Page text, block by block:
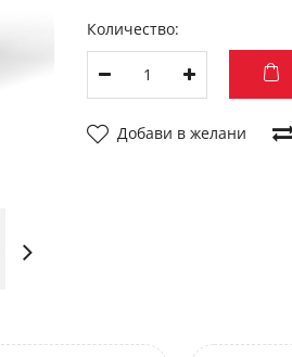
Количество:
Добави в желани